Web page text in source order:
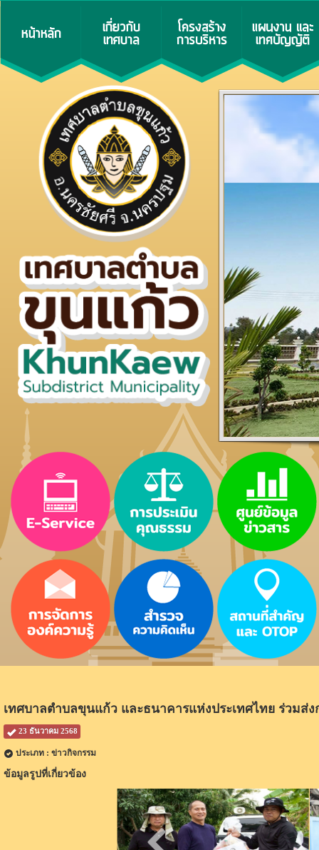
เทศบาลตำบลขุนแก้ว และธนาคารแห่งประเทศไทย ร่วมส่
23 ธันวาคม 2568
ประเภท : ข่าวกิจกรรม
ข้อมูลรูปที่เกี่ยวข้อง